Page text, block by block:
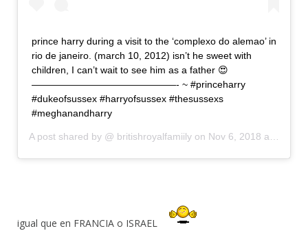
prince harry during a visit to the ‘complexo do alemao’ in
rio de janeiro. (march 10, 2012) isn’t he sweet with
children, I can’t wait to see him as a father 😍
———————————————- ~ #princeharry
#dukeofsussex #harryofsussex #thesussexs
#meghanandharry
A post shared by @ britishroyalfamiily on Nov 6, 2018 at 5:44am PST
igual que en FRANCIA o ISRAEL